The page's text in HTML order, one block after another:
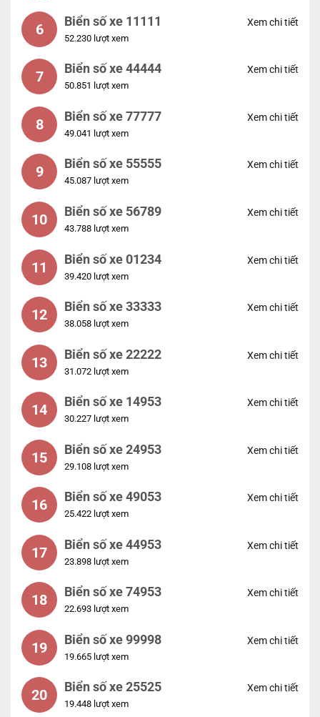
6 Biển số xe 11111
52.230 lượt xem
Xem chi tiết
7 Biển số xe 44444
50.851 lượt xem
Xem chi tiết
8 Biển số xe 77777
49.041 lượt xem
Xem chi tiết
9 Biển số xe 55555
45.087 lượt xem
Xem chi tiết
10 Biển số xe 56789
43.788 lượt xem
Xem chi tiết
11 Biển số xe 01234
39.420 lượt xem
Xem chi tiết
12 Biển số xe 33333
38.058 lượt xem
Xem chi tiết
13 Biển số xe 22222
31.072 lượt xem
Xem chi tiết
14 Biển số xe 14953
30.227 lượt xem
Xem chi tiết
15 Biển số xe 24953
29.108 lượt xem
Xem chi tiết
16 Biển số xe 49053
25.422 lượt xem
Xem chi tiết
17 Biển số xe 44953
23.898 lượt xem
Xem chi tiết
18 Biển số xe 74953
22.693 lượt xem
Xem chi tiết
19 Biển số xe 99998
19.665 lượt xem
Xem chi tiết
20 Biển số xe 25525
19.448 lượt xem
Xem chi tiết